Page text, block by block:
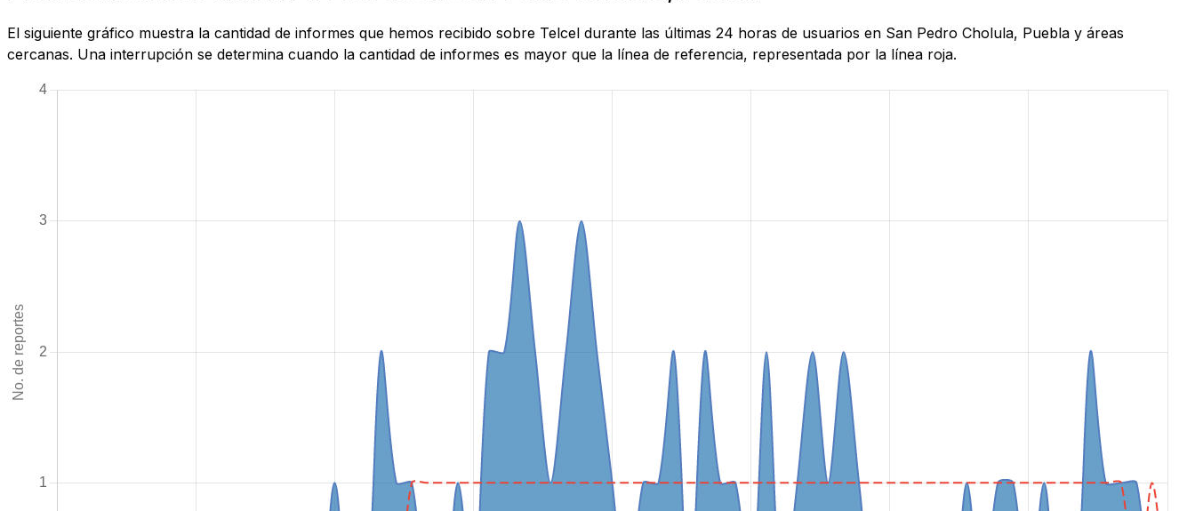
El siguiente gráfico muestra la cantidad de informes que hemos recibido sobre Telcel durante las últimas 24 horas de usuarios en San Pedro Cholula, Puebla y áreas
cercanas. Una interrupción se determina cuando la cantidad de informes es mayor que la línea de referencia, representada por la línea roja.